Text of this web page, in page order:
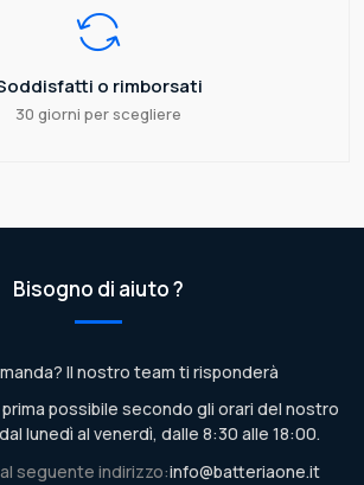
o rimborsati
30 giorni per scegliere
Bisogno di aiuto ?
Il nostro team ti risponderà
possibile secondo gli orari del nostro
lunedì al venerdì, dalle 8:30 alle 18:00.
seguente indirizzo:info@batteriaone.it